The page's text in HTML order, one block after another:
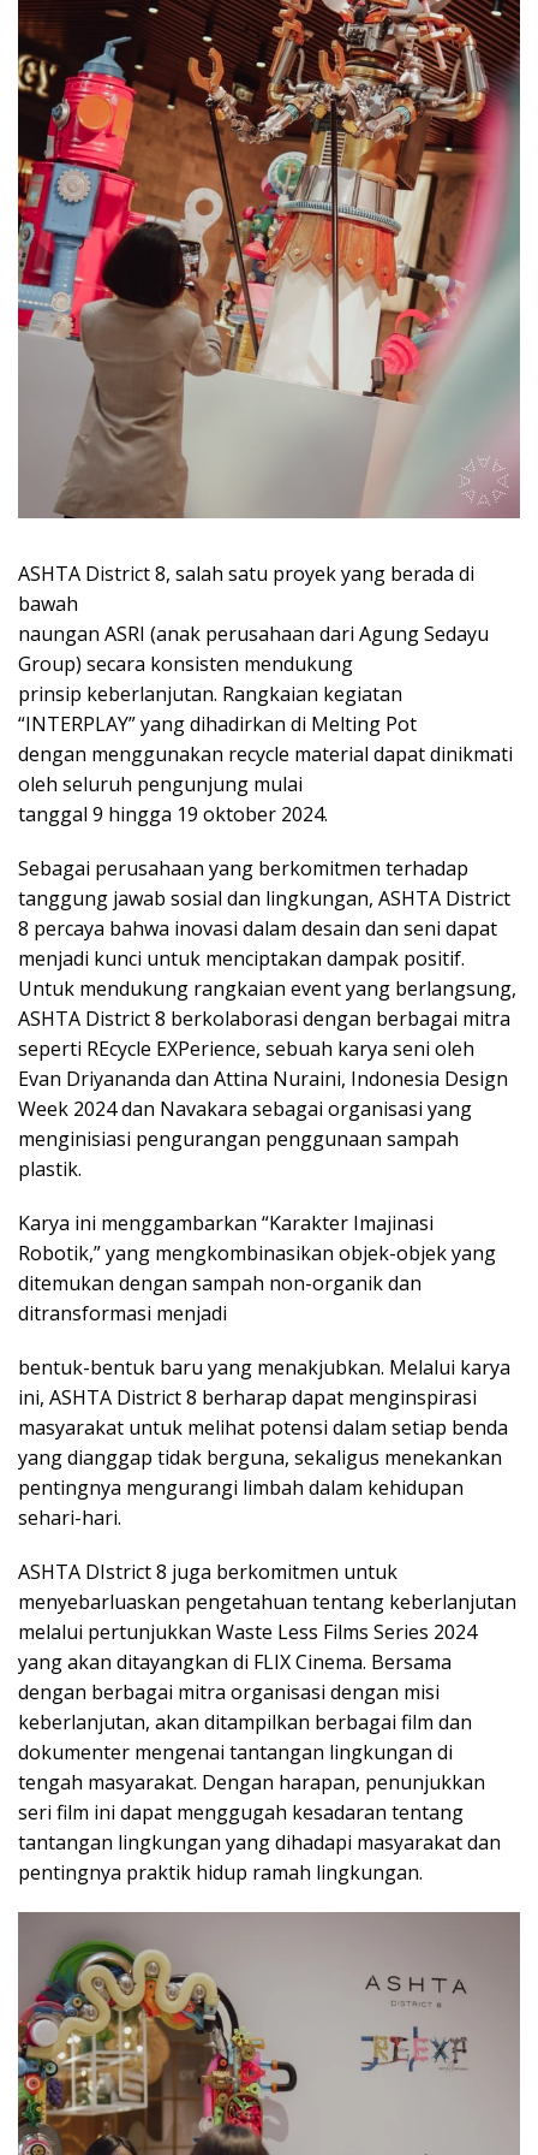
ASHTA District 8, salah satu proyek yang berada di
bawah
naungan ASRI (anak perusahaan dari Agung Sedayu
Group) secara konsisten mendukung
prinsip keberlanjutan. Rangkaian kegiatan
“INTERPLAY” yang dihadirkan di Melting Pot
dengan menggunakan recycle material dapat dinikmati
oleh seluruh pengunjung mulai
tanggal 9 hingga 19 oktober 2024.
Sebagai perusahaan yang berkomitmen terhadap
tanggung jawab sosial dan lingkungan, ASHTA District
8 percaya bahwa inovasi dalam desain dan seni dapat
menjadi kunci untuk menciptakan dampak positif.
Untuk mendukung rangkaian event yang berlangsung,
ASHTA District 8 berkolaborasi dengan berbagai mitra
seperti REcycle EXPerience, sebuah karya seni oleh
Evan Driyananda dan Attina Nuraini, Indonesia Design
Week 2024 dan Navakara sebagai organisasi yang
menginisiasi pengurangan penggunaan sampah
plastik.
Karya ini menggambarkan “Karakter Imajinasi
Robotik,” yang mengkombinasikan objek-objek yang
ditemukan dengan sampah non-organik dan
ditransformasi menjadi
bentuk-bentuk baru yang menakjubkan. Melalui karya
ini, ASHTA District 8 berharap dapat menginspirasi
masyarakat untuk melihat potensi dalam setiap benda
yang dianggap tidak berguna, sekaligus menekankan
pentingnya mengurangi limbah dalam kehidupan
sehari-hari.
ASHTA DIstrict 8 juga berkomitmen untuk
menyebarluaskan pengetahuan tentang keberlanjutan
melalui pertunjukkan Waste Less Films Series 2024
yang akan ditayangkan di FLIX Cinema. Bersama
dengan berbagai mitra organisasi dengan misi
keberlanjutan, akan ditampilkan berbagai film dan
dokumenter mengenai tantangan lingkungan di
tengah masyarakat. Dengan harapan, penunjukkan
seri film ini dapat menggugah kesadaran tentang
tantangan lingkungan yang dihadapi masyarakat dan
pentingnya praktik hidup ramah lingkungan.